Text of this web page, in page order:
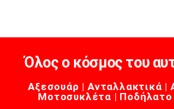
Όλος ο κόσμος του
Αξεσουάρ | Ανταλλακτικά |
Μοτοσυκλέτα |